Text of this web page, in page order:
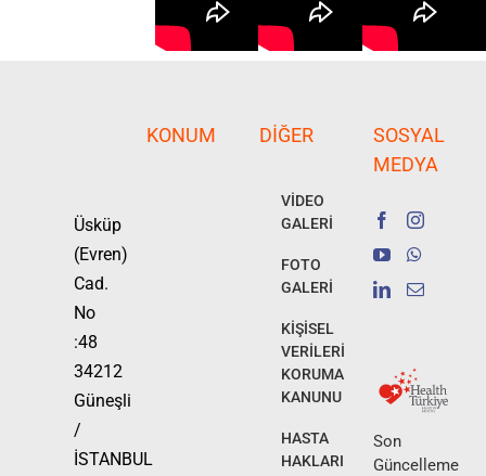
Üsküp
(Evren)
Cad.
No
:48
34212
Güneşli
/
İSTANBUL
KONUM DIĞER
VİDEO
GALERİ
FOTO
GALERİ
KİŞİSEL
VERİLERİ
KORUMA
KANUNU
HASTA
HAKLARI
SOSYAL
MEDYA
Son
Güncelleme